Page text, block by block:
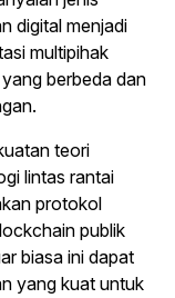
digital menjadi
multipihak
berbeda dan
teori
lintas rantai
protokol
publik
biasa ini dapat
yang kuat untuk